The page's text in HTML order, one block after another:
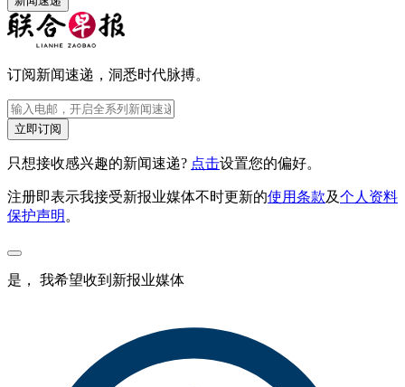
订阅新闻速递，洞悉时代脉搏。
立即订阅
只想接收感兴趣的新闻速递? 点击设置您的偏好。
注册即表示我接受新报业媒体不时更新的使用条款及个人资料
保护声明 。
是， 我希望收到新报业媒体